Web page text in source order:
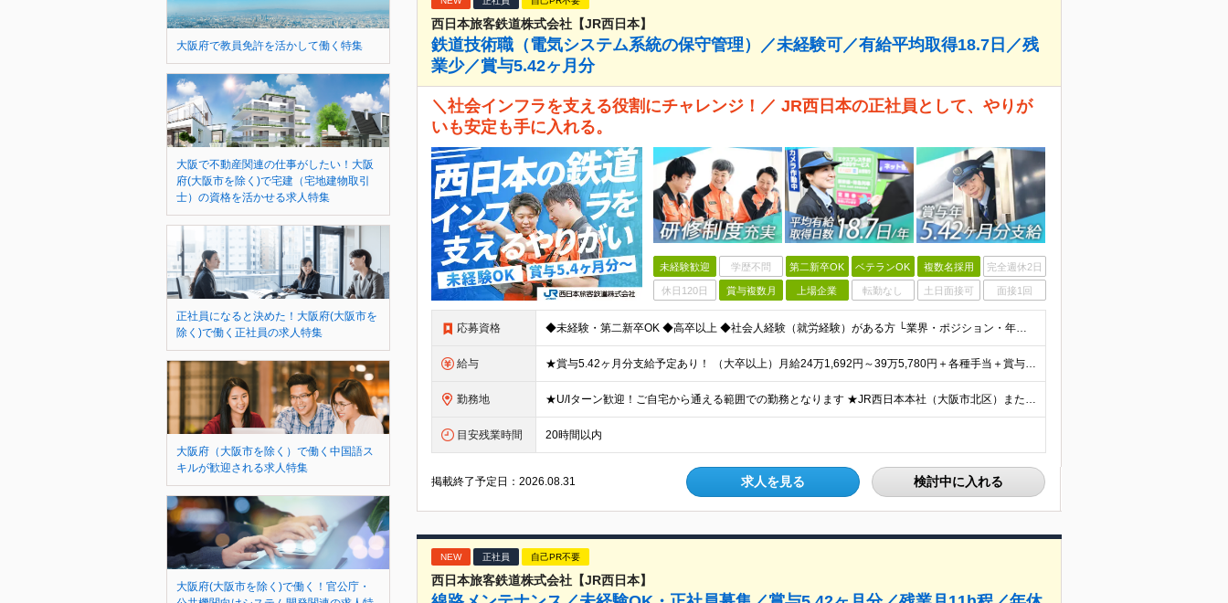
大阪府で教員免許を活かして働く特集
大阪で不動産関連の仕事がしたい！大阪
府(大阪市を除く)で宅建（宅地建物取引
士）の資格を活かせる求人特集
正社員になると決めた！大阪府(大阪市を
除く)で働く正社員の求人特集
大阪府（大阪市を除く）で働く中国語ス
キルが歓迎される求人特集
大阪府(大阪市を除く)で働く！官公庁・
西日本旅客鉄道株式会社【JR西日本】
鉄道技術職（電気システム系統の保守管理）／未経験可／有給平均取得18.7日／残
業少／賞与5.42ヶ月分
＼社会インフラを支える役割にチャレンジ！／ JR西日本の正社員として、やりが
いも安定も手に入れる。
未経験歓迎 学歴不問 第二新卒OK ベテランOK 複数名採用 完全週休2日
休日120日 賞与複数月 上場企業 転勤なし 土日面接可 面接1回
応募資格 ◆未経験・第二新卒OK ◆高卒以上 ◆社会人経験（就労経験）がある方 └業界・ポジション・年数不問 〈20～30代の社員が多数活躍中！〉 若手からベテランまで、さまざまな方が在籍。 前職経験を活かし
給与 ★賞与5.42ヶ月分支給予定あり！ （大卒以上）月給24万1,692円～39万5,780円＋各種手当＋賞与2回 （高卒以上）月給22万2,662円～39万5,780円＋各種手当＋賞与2回 ※上記は
勤務地 ★U/Iターン歓迎！ご自宅から通える範囲での勤務となります ★JR西日本本社（大阪市北区）または、当社事業エリア内（北陸から北九州まで）の各支社で勤務 ※関西に本社あり※ 〈近畿エリア〉 三重県（
目安残業時間 20時間以内
掲載終了予定日：2026.08.31 求人を見る 検討中に入れる
NEW 正社員 自己PR不要
西日本旅客鉄道株式会社【JR西日本】